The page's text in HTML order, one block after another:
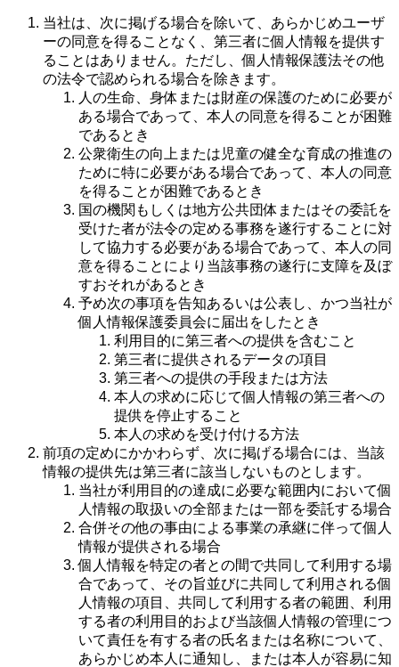
当社は、次に掲げる場合を除いて、あらかじめユーザ
ーの同意を得ることなく、第三者に個人情報を提供す
ることはありません。ただし、個人情報保護法その他
の法令で認められる場合を除きます。
人の生命、身体または財産の保護のために必要が
ある場合であって、本人の同意を得ることが困難
であるとき
公衆衛生の向上または児童の健全な育成の推進の
ために特に必要がある場合であって、本人の同意
を得ることが困難であるとき
国の機関もしくは地方公共団体またはその委託を
受けた者が法令の定める事務を遂行することに対
して協力する必要がある場合であって、本人の同
意を得ることにより当該事務の遂行に支障を及ぼ
すおそれがあるとき
予め次の事項を告知あるいは公表し、かつ当社が
個人情報保護委員会に届出をしたとき
利用目的に第三者への提供を含むこと
第三者に提供されるデータの項目
第三者への提供の手段または方法
本人の求めに応じて個人情報の第三者への
提供を停止すること
本人の求めを受け付ける方法
前項の定めにかかわらず、次に掲げる場合には、当該
情報の提供先は第三者に該当しないものとします。
当社が利用目的の達成に必要な範囲内において個
人情報の取扱いの全部または一部を委託する場合
合併その他の事由による事業の承継に伴って個人
情報が提供される場合
個人情報を特定の者との間で共同して利用する場
合であって、その旨並びに共同して利用される個
人情報の項目、共同して利用する者の範囲、利用
する者の利用目的および当該個人情報の管理につ
いて責任を有する者の氏名または名称について、
あらかじめ本人に通知し、または本人が容易に知